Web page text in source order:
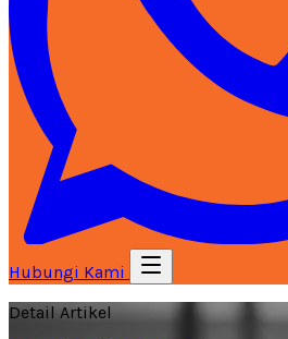
Hubungi Kami
Detail Artikel